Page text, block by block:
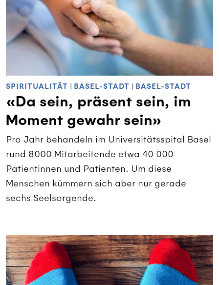
SPIRITUALITÄT | BASEL-STADT | BASEL-STADT
«Da sein, präsent sein, im
Moment gewahr sein»
Pro Jahr behandeln im Universitätsspital Basel
rund 8000 Mitarbeitende etwa 40 000
Patientinnen und Patienten. Um diese
Menschen kümmern sich aber nur gerade
sechs Seelsorgende.